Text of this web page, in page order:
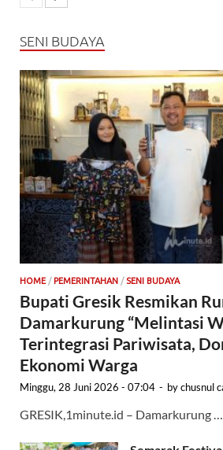
SENI BUDAYA
HOME / PEMERINTAHAN / SENI BUDAYA
Bupati Gresik Resmikan
Damarkurung “Melintasi
Terintegrasi Pariwisata,
Ekonomi Warga
Minggu, 28 Juni 2026 - 07:04 - bychusnul
GRESIK,1minute.id – Damarkurung …